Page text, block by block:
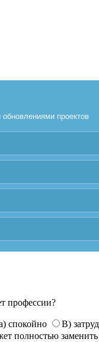
проектов
профессии?
спокойно
В)
полностью заменить